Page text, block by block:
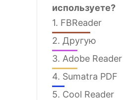
используете?
1. FBReader
2. Другую
3. Adobe Reader
4. Sumatra PDF
5. Cool Reader